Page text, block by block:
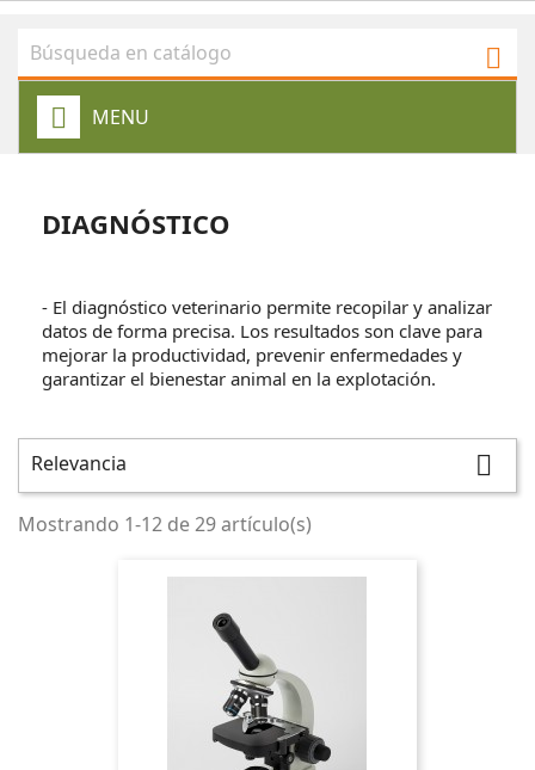

MENU
DIAGNÓSTICO
- El diagnóstico veterinario permite recopilar y analizar
datos de forma precisa. Los resultados son clave para
mejorar la productividad, prevenir enfermedades y
garantizar el bienestar animal en la explotación.
Relevancia 
Mostrando 1-12 de 29 artículo(s)